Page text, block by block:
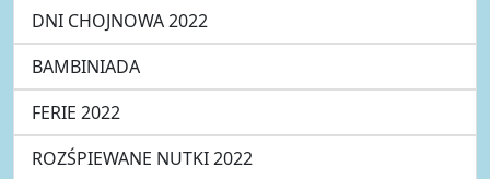
DNI CHOJNOWA 2022
BAMBINIADA
FERIE 2022
ROZŚPIEWANE NUTKI 2022